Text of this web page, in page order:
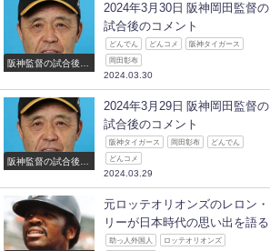
阪神監督の試合後の
2024年3月30日 阪神岡田監督の
試合後のコメント
どんでん どんコメ 阪神タイガース
岡田彰布
2024.03.30
阪神監督の試合後の
2024年3月29日 阪神岡田監督の
試合後のコメント
阪神タイガース 岡田彰布 どんでん
どんコメ
2024.03.29
元ロッテオリオンズのレロン・
リーが日本時代の思い出を語る
助っ人外国人 ロッテオリオンズ